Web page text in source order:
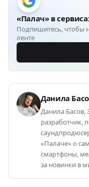
«Палач» в
Подпишитесь, чтобы
ленте
Данила
Данила Басов,
разработчик,
«Палаче» о
смартфоны,
за новинки в